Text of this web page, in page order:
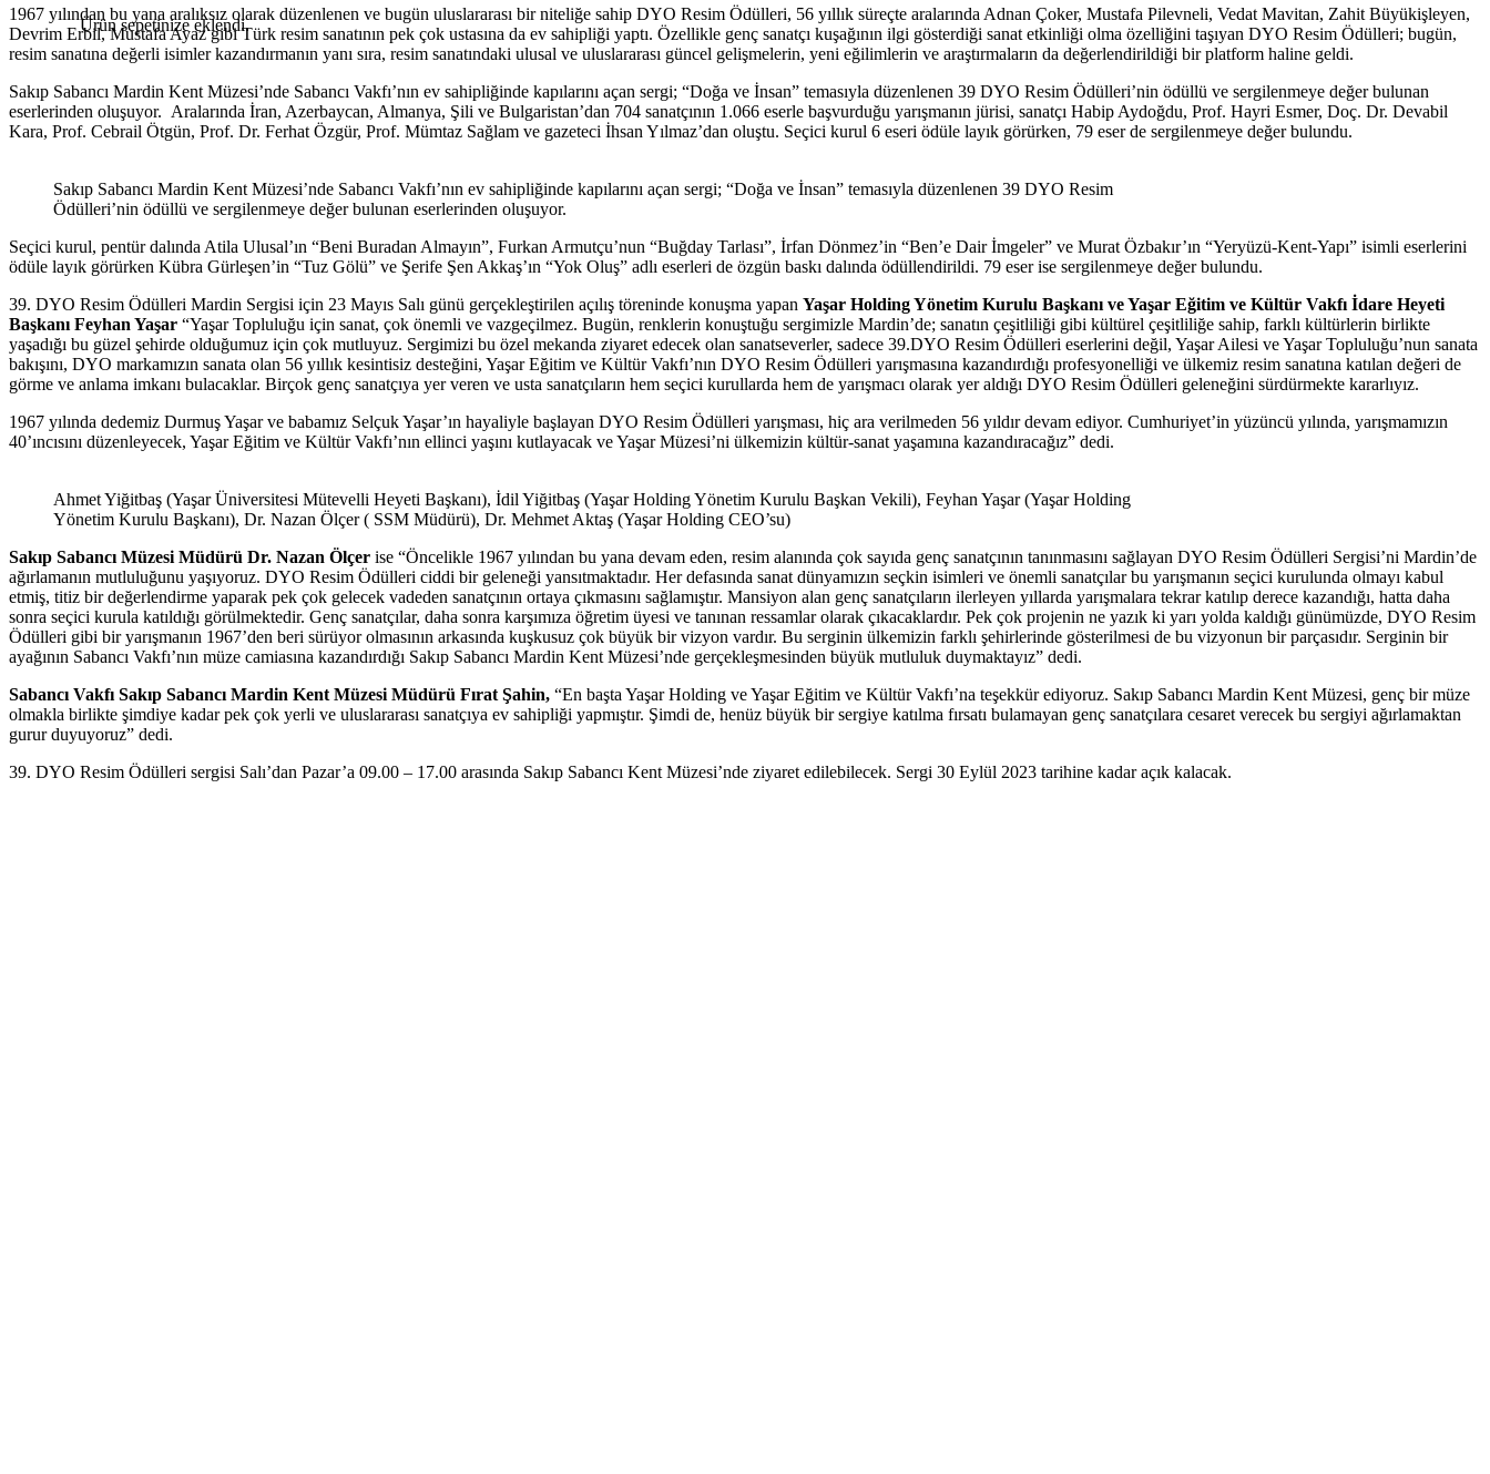
Ürünsepetinize eklendi.
1967 yılından bu yana aralıksız olarak düzenlenen ve bugün uluslararası bir niteliğe sahip DYO Resim Ödülleri, 56 yıllık süreçte aralarında Adnan Çoker, Mustafa Pilevneli, Vedat Mavitan, Zahit Büyükişleyen,
Devrim Erbil, Mustafa Ayaz gibi Türk resim sanatının pek çok ustasına da ev sahipliği yaptı. Özellikle genç sanatçı kuşağının ilgi gösterdiği sanat etkinliği olma özelliğini taşıyan DYO Resim Ödülleri; bugün,
resim sanatına değerli isimler kazandırmanın yanı sıra, resim sanatındaki ulusal ve uluslararası güncel gelişmelerin, yeni eğilimlerin ve araştırmaların da değerlendirildiği bir platform haline geldi.
Sakıp Sabancı Mardin Kent Müzesi’nde Sabancı Vakfı’nın ev sahipliğinde kapılarını açan sergi; “Doğa ve İnsan” temasıyla düzenlenen 39 DYO Resim Ödülleri’nin ödüllü ve sergilenmeye değer bulunan
eserlerinden oluşuyor. Aralarında İran, Azerbaycan, Almanya, Şili ve Bulgaristan’dan 704 sanatçının 1.066 eserle başvurduğu yarışmanın jürisi, sanatçı Habip Aydoğdu, Prof. Hayri Esmer, Doç. Dr. Devabil
Kara, Prof. Cebrail Ötgün, Prof. Dr. Ferhat Özgür, Prof. Mümtaz Sağlam ve gazeteci İhsan Yılmaz’dan oluştu. Seçici kurul 6 eseri ödüle layık görürken, 79 eser de sergilenmeye değer bulundu.
Sakıp Sabancı Mardin Kent Müzesi’nde Sabancı Vakfı’nın ev sahipliğinde kapılarını açan sergi; “Doğa ve İnsan” temasıyla düzenlenen 39 DYO Resim
Ödülleri’nin ödüllü ve sergilenmeye değer bulunan eserlerinden oluşuyor.
Seçici kurul, pentür dalında Atila Ulusal’ın “Beni Buradan Almayın”, Furkan Armutçu’nun “Buğday Tarlası”, İrfan Dönmez’in “Ben’e Dair İmgeler” ve Murat Özbakır’ın “Yeryüzü-Kent-Yapı” isimli eserlerini
ödüle layık görürken Kübra Gürleşen’in “Tuz Gölü” ve Şerife Şen Akkaş’ın “Yok Oluş” adlı eserleri de özgün baskı dalında ödüllendirildi. 79 eser ise sergilenmeye değer bulundu.
39. DYO Resim Ödülleri Mardin Sergisi için 23 Mayıs Salı günü gerçekleştirilen açılış töreninde konuşma yapan Yaşar Holding Yönetim Kurulu Başkanı ve Yaşar Eğitim ve Kültür Vakfı İdare Heyeti
Başkanı Feyhan Yaşar “Yaşar Topluluğu için sanat, çok önemli ve vazgeçilmez. Bugün, renklerin konuştuğu sergimizle Mardin’de; sanatın çeşitliliği gibi kültürel çeşitliliğe sahip, farklı kültürlerin birlikte
yaşadığı bu güzel şehirde olduğumuz için çok mutluyuz. Sergimizi bu özel mekanda ziyaret edecek olan sanatseverler, sadece 39.DYO Resim Ödülleri eserlerini değil, Yaşar Ailesi ve Yaşar Topluluğu’nun sanata
bakışını, DYO markamızın sanata olan 56 yıllık kesintisiz desteğini, Yaşar Eğitim ve Kültür Vakfı’nın DYO Resim Ödülleri yarışmasına kazandırdığı profesyonelliği ve ülkemiz resim sanatına katılan değeri de
görme ve anlama imkanı bulacaklar. Birçok genç sanatçıya yer veren ve usta sanatçıların hem seçici kurullarda hem de yarışmacı olarak yer aldığı DYO Resim Ödülleri geleneğini sürdürmekte kararlıyız.
1967 yılında dedemiz Durmuş Yaşar ve babamız Selçuk Yaşar’ın hayaliyle başlayan DYO Resim Ödülleri yarışması, hiç ara verilmeden 56 yıldır devam ediyor. Cumhuriyet’in yüzüncü yılında, yarışmamızın
40’ıncısını düzenleyecek, Yaşar Eğitim ve Kültür Vakfı’nın ellinci yaşını kutlayacak ve Yaşar Müzesi’ni ülkemizin kültür-sanat yaşamına kazandıracağız” dedi.
Ahmet Yiğitbaş (Yaşar Üniversitesi Mütevelli Heyeti Başkanı), İdil Yiğitbaş (Yaşar Holding Yönetim Kurulu Başkan Vekili), Feyhan Yaşar (Yaşar Holding
Yönetim Kurulu Başkanı), Dr. Nazan Ölçer ( SSM Müdürü), Dr. Mehmet Aktaş (Yaşar Holding CEO’su)
Sakıp Sabancı Müzesi Müdürü Dr. Nazan Ölçer ise “Öncelikle 1967 yılından bu yana devam eden, resim alanında çok sayıda genç sanatçının tanınmasını sağlayan DYO Resim Ödülleri Sergisi’ni Mardin’de
ağırlamanın mutluluğunu yaşıyoruz. DYO Resim Ödülleri ciddi bir geleneği yansıtmaktadır. Her defasında sanat dünyamızın seçkin isimleri ve önemli sanatçılar bu yarışmanın seçici kurulunda olmayı kabul
etmiş, titiz bir değerlendirme yaparak pek çok gelecek vadeden sanatçının ortaya çıkmasını sağlamıştır. Mansiyon alan genç sanatçıların ilerleyen yıllarda yarışmalara tekrar katılıp derece kazandığı, hatta daha
sonra seçici kurula katıldığı görülmektedir. Genç sanatçılar, daha sonra karşımıza öğretim üyesi ve tanınan ressamlar olarak çıkacaklardır. Pek çok projenin ne yazık ki yarı yolda kaldığı günümüzde, DYO Resim
Ödülleri gibi bir yarışmanın 1967’den beri sürüyor olmasının arkasında kuşkusuz çok büyük bir vizyon vardır. Bu serginin ülkemizin farklı şehirlerinde gösterilmesi de bu vizyonun bir parçasıdır. Serginin bir
ayağının Sabancı Vakfı’nın müze camiasına kazandırdığı Sakıp Sabancı Mardin Kent Müzesi’nde gerçekleşmesinden büyük mutluluk duymaktayız” dedi.
Sabancı Vakfı Sakıp Sabancı Mardin Kent Müzesi Müdürü Fırat Şahin, “En başta Yaşar Holding ve Yaşar Eğitim ve Kültür Vakfı’na teşekkür ediyoruz. Sakıp Sabancı Mardin Kent Müzesi, genç bir müze
olmakla birlikte şimdiye kadar pek çok yerli ve uluslararası sanatçıya ev sahipliği yapmıştır. Şimdi de, henüz büyük bir sergiye katılma fırsatı bulamayan genç sanatçılara cesaret verecek bu sergiyi ağırlamaktan
gurur duyuyoruz” dedi.
39. DYO Resim Ödülleri sergisi Salı’dan Pazar’a 09.00 – 17.00 arasında Sakıp Sabancı Kent Müzesi’nde ziyaret edilebilecek. Sergi 30 Eylül 2023 tarihine kadar açık kalacak.